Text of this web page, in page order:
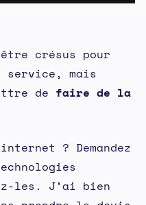
crésus pour
service, mais
de faire de la
? Demandez
les. J’ai bien